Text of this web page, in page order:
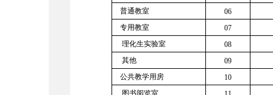
普通教室
06
专用教室
07
理化生实验室
08
其他
09
公共教学用房
10
图书阅览室